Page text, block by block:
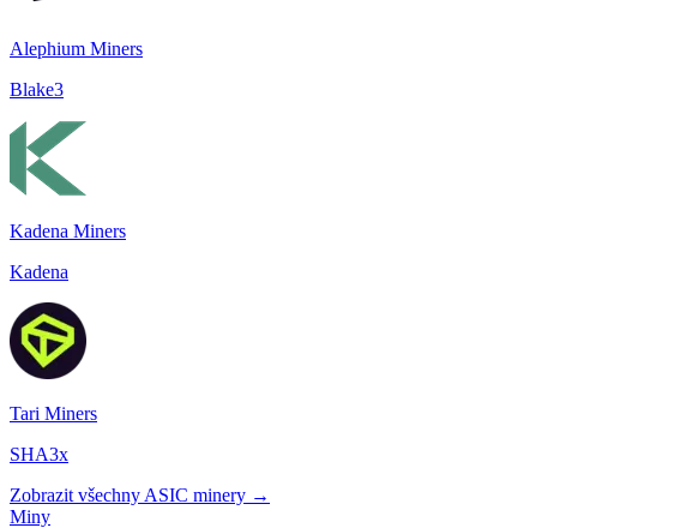
Alephium Miners
Blake3
Kadena Miners
Kadena
Tari Miners
SHA3x
Zobrazit všechny ASIC minery →
Miny